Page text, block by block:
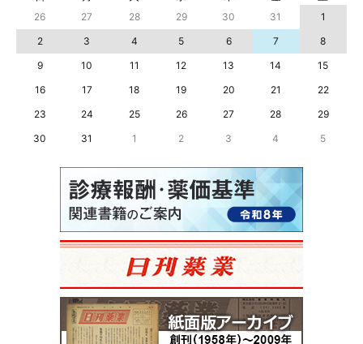
26 27 28 29 30 31
1
2
3 4 5 6 7
8
9
10 11 12 13 14
15
16
17 18 19 20 21
22
23
24 25 26 27 28
29
30
31 1 2 3 4 5